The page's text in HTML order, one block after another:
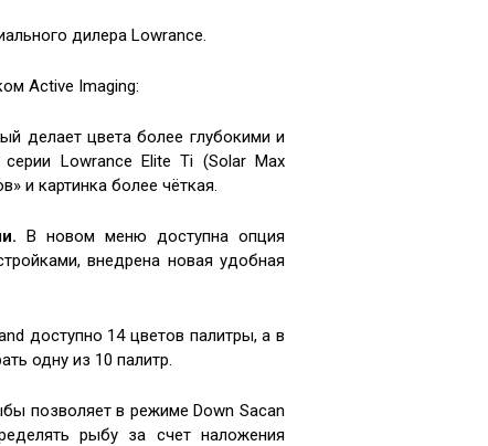
дилера Lowrance.
Active Imaging:
делает цвета более глубокими и
Lowrance Elite Ti (Solar Max
и картинка более чёткая.
В новом меню доступна опция
внедрена новая удобная
доступно 14 цветов палитры, а в
одну из 10 палитр.
позволяет в режиме Down Sacan
рыбу за счет наложения